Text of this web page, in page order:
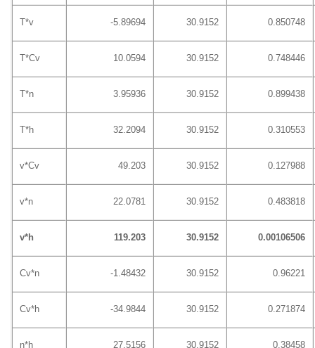
T*v -5.89694 30.9152 0.850748
T*Cv 10.0594 30.9152 0.748446
T*n 3.95936 30.9152 0.899438
T*h 32.2094 30.9152 0.310553
v*Cv 49.203 30.9152 0.127988
v*n 22.0781 30.9152 0.483818
v*h 119.203 30.9152 0.00106506
Cv*n -1.48432 30.9152 0.96221
Cv*h -34.9844 30.9152 0.271874
n*h 27.5156 30.9152 0.38458